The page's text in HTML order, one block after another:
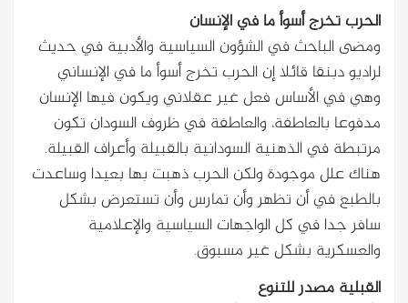
الحرب تخرج أسوأ ما في الإنسان
ومضى الباحث في الشؤون السياسية والأدبية في حديث
لراديو دبنقا قائلا إن الحرب تخرج أسوأ ما في الإنساني
وهي في الأساس فعل غير عقلاني ويكون فيها الإنسان
مدفوعا بالعاطفة، والعاطفة في ظروف السودان تكون
مرتبطة في الذهنية السودانية بالقبيلة وأعراف القبيلة.
هناك علل موجودة ولكن الحرب ذهبت بها بعيدا وساعدت
بالطبع في أن تظهر وأن تمارس وأن تستعرض بشكل
سافر جدا في كل الواجهات السياسية والإعلامية
والعسكرية بشكل غير مسبوق.
القبلية مصدر للتنوع